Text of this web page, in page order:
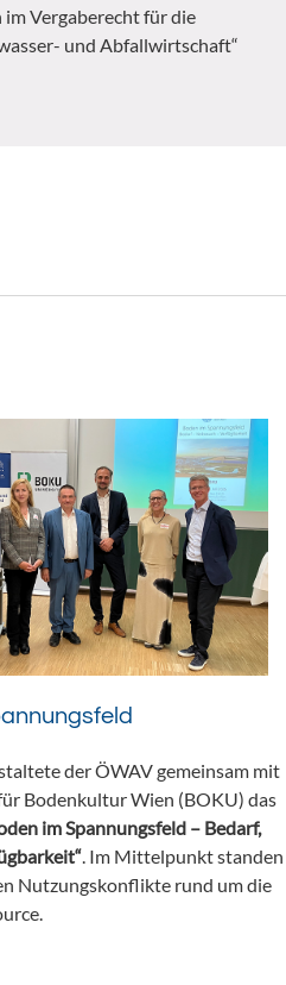
im Vergaberecht für die
und Abfallwirtschaft“
der ÖWAV gemeinsam mit
Bodenkultur Wien (BOKU) das
im Spannungsfeld – Bedarf,
. Im Mittelpunkt standen
Nutzungskonflikte rund um die